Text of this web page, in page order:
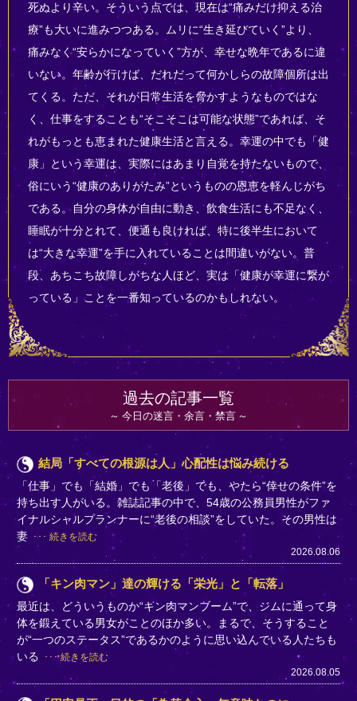
死ぬより辛い。そういう点では、現在は“痛みだけ抑える治
療”も大いに進みつつある。ムリに“生き延びていく”より、
痛みなく“安らかになっていく”方が、幸せな晩年であるに違
いない。年齢が行けば、だれだって何かしらの故障個所は出
てくる。ただ、それが日常生活を脅かすようなものではな
く、仕事をすることも“そこそこは可能な状態”であれば、そ
れがもっとも恵まれた健康生活と言える。幸運の中でも「健
康」という幸運は、実際にはあまり自覚を持たないもので、
俗にいう“健康のありがたみ”というものの恩恵を軽んじがち
である。自分の身体が自由に動き、飲食生活にも不足なく、
睡眠が十分とれて、便通も良ければ、特に後半生において
は“大きな幸運”を手に入れていることは間違いがない。普
段、あちこち故障しがちな人ほど、実は「健康が幸運に繋が
っている」ことを一番知っているのかもしれない。
過去の記事一覧
今日の迷言・余言・禁言
結局「すべての根源は人」心配性は悩み続ける
「仕事」でも「結婚」でも「老後」でも、やたら“倖せの条件”を
持ち出す人がいる。雑誌記事の中で、54歳の公務員男性がファ
イナルシャルプランナーに“老後の相談”をしていた。その男性は
妻
続きを読む
2026.08.06
「キン肉マン」達の輝ける「栄光」と「転落」
最近は、どういうものか“キン肉マンブーム”で、ジムに通って身
体を鍛えている男女がことのほか多い。まるで、そうすること
が“一つのステータス”であるかのように思い込んでいる人たちも
いる
続きを読む
2026.08.05